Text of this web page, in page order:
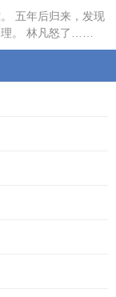
五年后归来，发现
。 林凡怒了……